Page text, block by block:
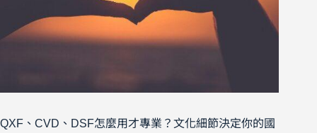
QXF、CVD、DSF怎麼用才專業？文化細節決定你的國